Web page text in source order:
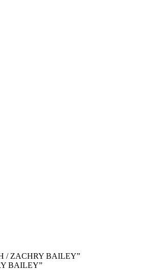
/ ZACHRY BAILEY”
BAILEY”